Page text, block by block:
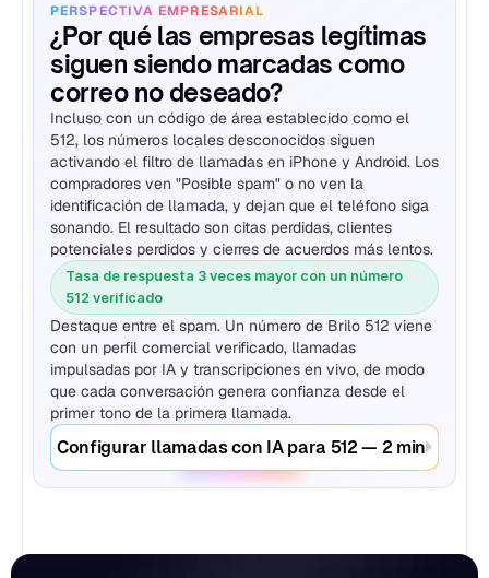
PERSPECTIVA EMPRESARIAL
¿Por qué las empresas legítimas
siguen siendo marcadas como
correo no deseado?
Incluso con un código de área establecido como el
512, los números locales desconocidos siguen
activando el filtro de llamadas en iPhone y Android. Los
compradores ven "Posible spam" o no ven la
identificación de llamada, y dejan que el teléfono siga
sonando. El resultado son citas perdidas, clientes
potenciales perdidos y cierres de acuerdos más lentos.
Tasa de respuesta 3 veces mayor con un número
512 verificado
Destaque entre el spam. Un número de Brilo 512 viene
con un perfil comercial verificado, llamadas
impulsadas por IA y transcripciones en vivo, de modo
que cada conversación genera confianza desde el
primer tono de la primera llamada.
Configurar llamadas con IA para 512 — 2 min